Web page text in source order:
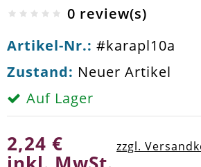
0 review(s)
Artikel-Nr.: #karapl10a
Zustand: Neuer Artikel
Auf Lager
2,24 € zzgl.